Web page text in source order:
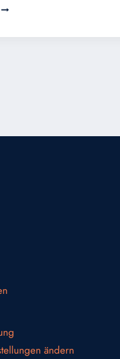
„BEDENKE,
ändern